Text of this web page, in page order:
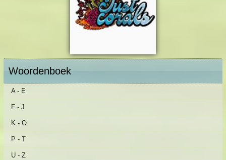
Woordenboek
A - E
F - J
K - O
P - T
U - Z